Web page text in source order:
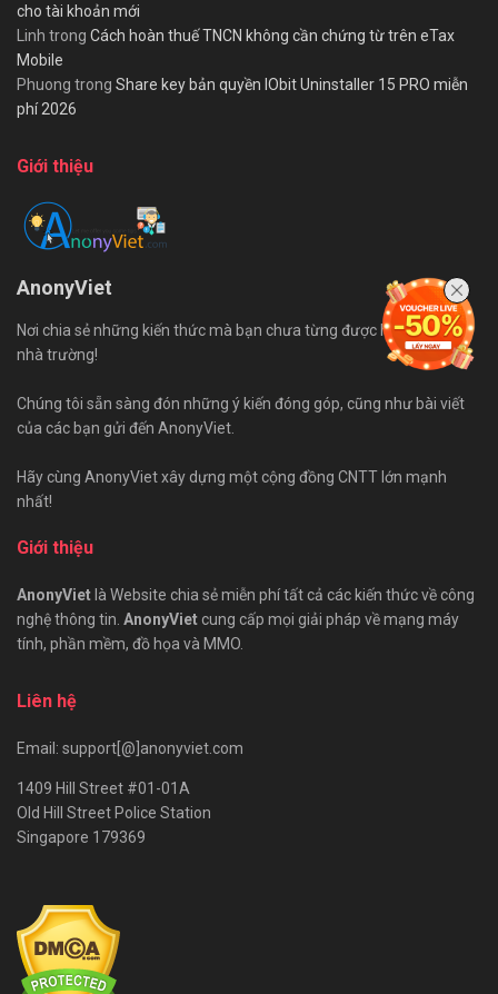
cho tài khoản mới
Linh trong Cách hoàn thuế TNCN không cần chứng từ trên eTax
Mobile
Phuong trong Share key bản quyền IObit Uninstaller 15 PRO miễn
phí 2026
Giới thiệu
AnonyViet
Nơi chia sẻ những kiến thức mà bạn chưa từng được học trên ghế
nhà trường!
Chúng tôi sẵn sàng đón những ý kiến đóng góp, cũng như bài viết
của các bạn gửi đến AnonyViet.
Hãy cùng AnonyViet xây dựng một cộng đồng CNTT lớn mạnh
nhất!
Giới thiệu
AnonyVietlà Website chia sẻ miễn phí tất cả các kiến thức về công
nghệ thông tin. AnonyViet cung cấp mọi giải pháp về mạng máy
tính, phần mềm, đồ họa và MMO.
Liên hệ
Email: support[@]anonyviet.com
1409 Hill Street #01-01A
Old Hill Street Police Station
Singapore 179369